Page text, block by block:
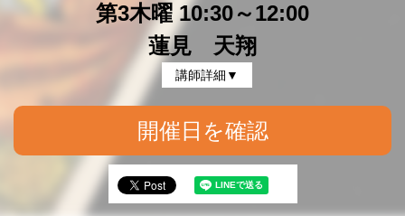
第3木曜 10:30～12:00
蓮見 天翔
講師詳細▼
開催日を確認